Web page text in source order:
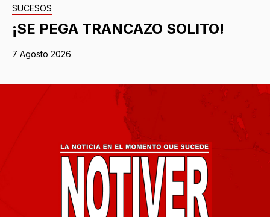
SUCESOS
¡SE PEGA TRANCAZO SOLITO!
7 Agosto 2026